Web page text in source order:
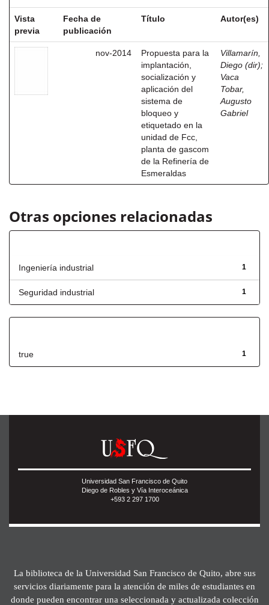
Vista
previa
Fecha de
publicación
Título Autor(es)
nov-2014
Propuesta para la
implantación,
socialización y
aplicación del
sistema de
bloqueo y
etiquetado en la
unidad de Fcc,
planta de gascom
de la Refinería de
Esmeraldas
Villamarín,
Diego (dir);
Vaca
Tobar,
Augusto
Gabriel
Otras opciones relacionadas
1
Ingeniería industrial
1
Seguridad industrial
1
true
Universidad San Francisco de Quito
Diego de Robles y Vía Interoceánica
+593 2 297 1700
La biblioteca de la Universidad San Francisco de Quito, abre sus
servicios diariamente para la atención de miles de estudiantes en
donde pueden encontrar una seleccionada y actualizada colección